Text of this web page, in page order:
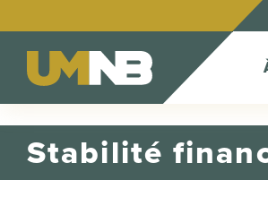
Stabilité